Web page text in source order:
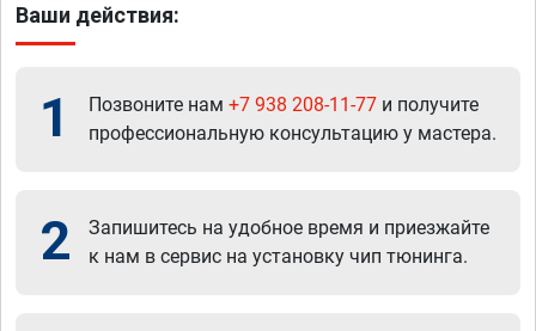
Ваши действия:
1 Позвоните нам +7 938 208-11-77 и получите
профессиональную консультацию у мастера.
2
Запишитесь на удобное время и приезжайте
к нам в сервис на установку чип тюнинга.